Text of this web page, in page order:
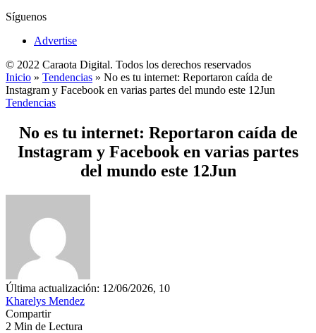
Síguenos
Advertise
© 2022 Caraota Digital. Todos los derechos reservados
Inicio » Tendencias » No es tu internet: Reportaron caída de
Instagram y Facebook en varias partes del mundo este 12Jun
Tendencias
No es tu internet: Reportaron caída de
Instagram y Facebook en varias partes
del mundo este 12Jun
Última actualización: 12/06/2026, 10
Kharelys Mendez
Compartir
2 Min de Lectura